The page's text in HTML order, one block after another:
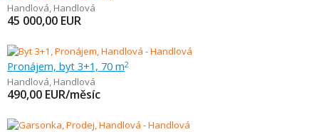
Handlová, Handlová
45 000,00 EUR
Pronájem, byt 3+1, 70 m2
Handlová, Handlová
490,00 EUR/měsíc